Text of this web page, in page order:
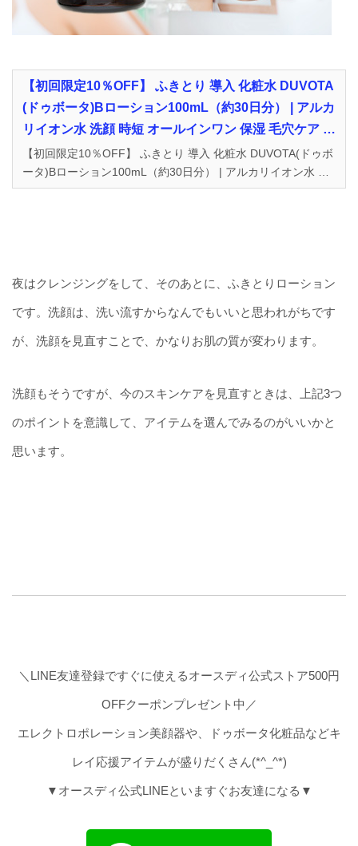
【初回限定10％OFF】 ふきとり 導入 化粧水 DUVOTA
(ドゥボータ)Bローション100mL（約30日分） | アルカ
リイオン水 洗顔 時短 オールインワン 保湿 毛穴ケア ピ
ーリング 角質ケア ブースト 導入液 イオン導出 美顔器
対応 敏感肌 乾燥肌 低刺激 おすすめ ※お一人様1本限
【初回限定10％OFF】 ふきとり 導入 化粧水 DUVOTA(ドゥボ
ータ)Bローション100mL（約30日分） | アルカリイオン水 洗
顔 時短 オールインワン 保湿 毛穴ケア ピーリング 角質ケア ブ
夜はクレンジングをして、そのあとに、ふきとりローション
です。洗顔は、洗い流すからなんでもいいと思われがちです
が、洗顔を見直すことで、かなりお肌の質が変わります。
洗顔もそうですが、今のスキンケアを見直すときは、上記3つ
のポイントを意識して、アイテムを選んでみるのがいいかと
思います。
＼LINE友達登録ですぐに使えるオースディ公式ストア500円
OFFクーポンプレゼント中／
エレクトロポレーション美顔器や、ドゥボータ化粧品などキ
レイ応援アイテムが盛りだくさん(*^_^*)
▼オースディ公式LINEといますぐお友達になる▼